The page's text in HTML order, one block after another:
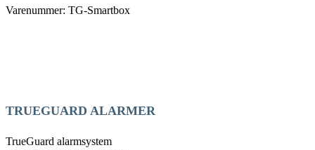
Varenummer: TG-Smartbox
TRUEGUARD ALARMER
TrueGuard alarmsystem